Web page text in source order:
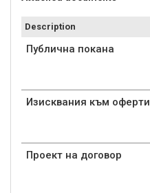
Description
Публична покана
Изисквания към оферти
Проект на договор